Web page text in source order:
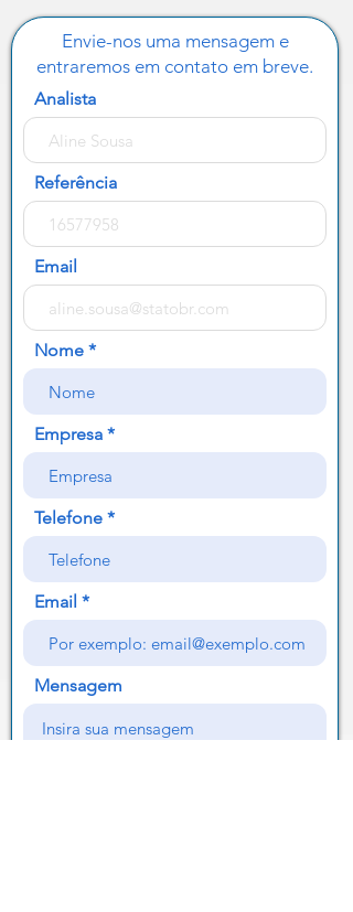
Envie-nos uma mensagem e
entraremos em contato em breve.
Analista
Referência
Email
Nome
Empresa
Telefone
Email
Mensagem